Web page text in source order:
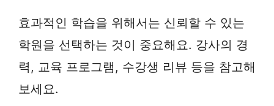
효과적인 학습을 위해서는 신뢰할 수 있는
학원을 선택하는 것이 중요해요. 강사의 경
력, 교육 프로그램, 수강생 리뷰 등을 참고해
보세요.